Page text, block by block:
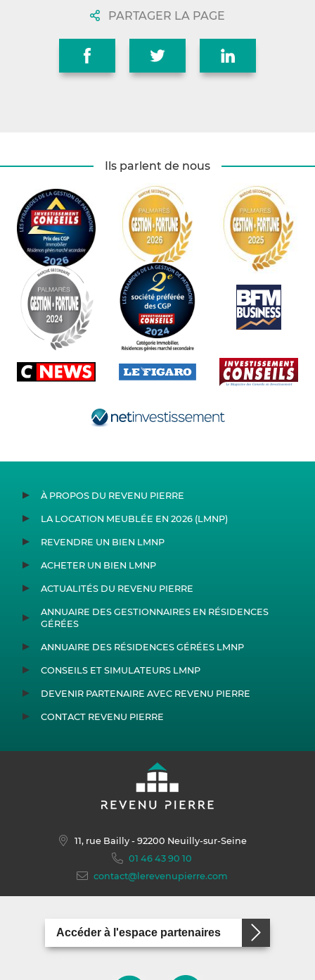
PARTAGER LA PAGE
Ils parlent de nous
À PROPOS DU REVENU PIERRE
LA LOCATION MEUBLÉE EN 2026 (LMNP)
REVENDRE UN BIEN LMNP
ACHETER UN BIEN LMNP
ACTUALITÉS DU REVENU PIERRE
ANNUAIRE DES GESTIONNAIRES EN RÉSIDENCES
GÉRÉES
ANNUAIRE DES RÉSIDENCES GÉRÉES LMNP
CONSEILS ET SIMULATEURS LMNP
DEVENIR PARTENAIRE AVEC REVENU PIERRE
CONTACT REVENU PIERRE
11, rue Bailly- 92200 Neuilly-sur-Seine
01 46 43 90 10
contact@lerevenupierre.com
Accéder à l'espace partenaires